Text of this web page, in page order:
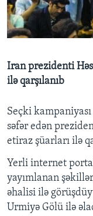
BIZI IZLƏYIN
Dillər
Iran prezidenti
ilə qarşılanıb
Seçki
səfər edən
etiraz şüarları ilə
Yerli internet
yayımlanan
əhalisi ilə
Urmiyə Gölü ilə